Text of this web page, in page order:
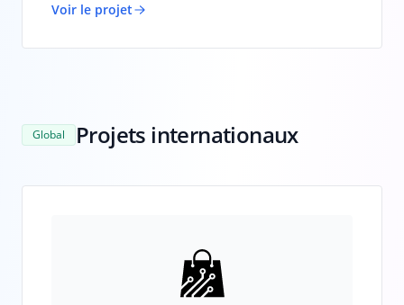
Voir le projet
Global Projets internationaux